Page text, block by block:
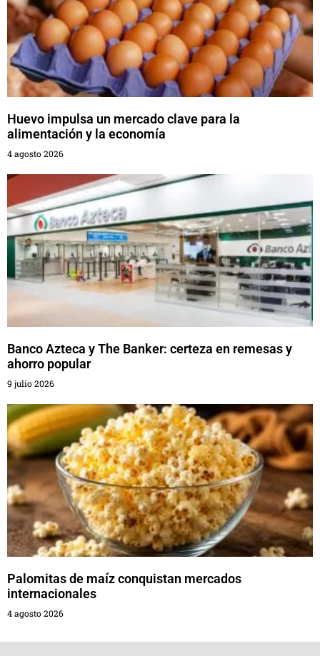
Huevo impulsa un mercado clave para la
alimentación y la economía
4 agosto 2026
Banco Azteca y The Banker: certeza en remesas y
ahorro popular
9 julio 2026
Palomitas de maíz conquistan mercados
internacionales
4 agosto 2026